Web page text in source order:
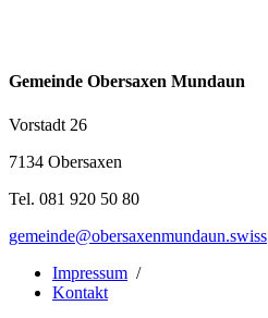
Gemeinde Obersaxen Mundaun
Vorstadt 26
7134 Obersaxen
Tel. 081 920 50 80
gemeinde@obersaxenmundaun.swiss
Impressum /
Kontakt